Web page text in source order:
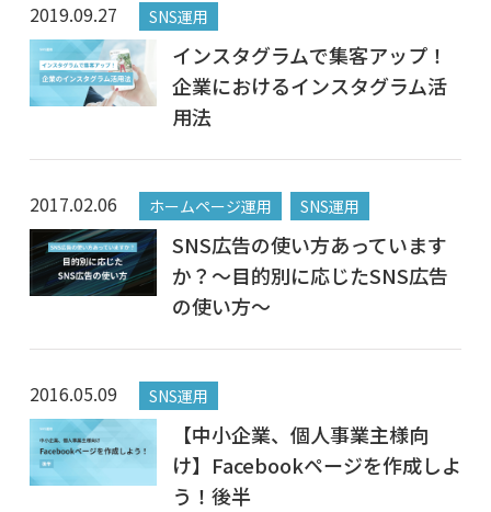
2019.09.27 SNS運用
インスタグラムで集客アップ！
企業におけるインスタグラム活
用法
2017.02.06 ホームページ運用 SNS運用
SNS広告の使い方あっています
か？～目的別に応じたSNS広告
の使い方～
2016.05.09 SNS運用
【中小企業、個人事業主様向
け】Facebookページを作成しよ
う！後半